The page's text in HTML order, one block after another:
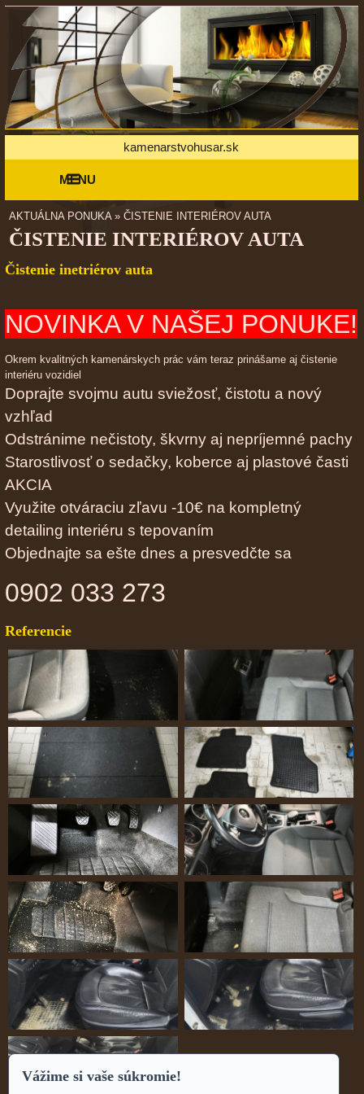
kamenarstvohusar.sk
MENU
AKTUÁLNA PONUKA» ČISTENIE INTERIÉROV AUTA
ČISTENIE INTERIÉROV AUTA
Čistenie inetriérov auta
NOVINKA V NAŠEJ PONUKE!
Okrem kvalitných kamenárskych prác vám teraz prinášame aj čistenie
interiéru vozidiel
Doprajte svojmu autu sviežosť, čistotu a nový
vzhľad
Odstránime nečistoty, škvrny aj nepríjemné pachy
Starostlivosť o sedačky, koberce aj plastové časti
AKCIA
Využite otváraciu zľavu -10€ na kompletný
detailing interiéru s tepovaním
Objednajte sa ešte dnes a presvedčte sa
0902 033 273
Referencie